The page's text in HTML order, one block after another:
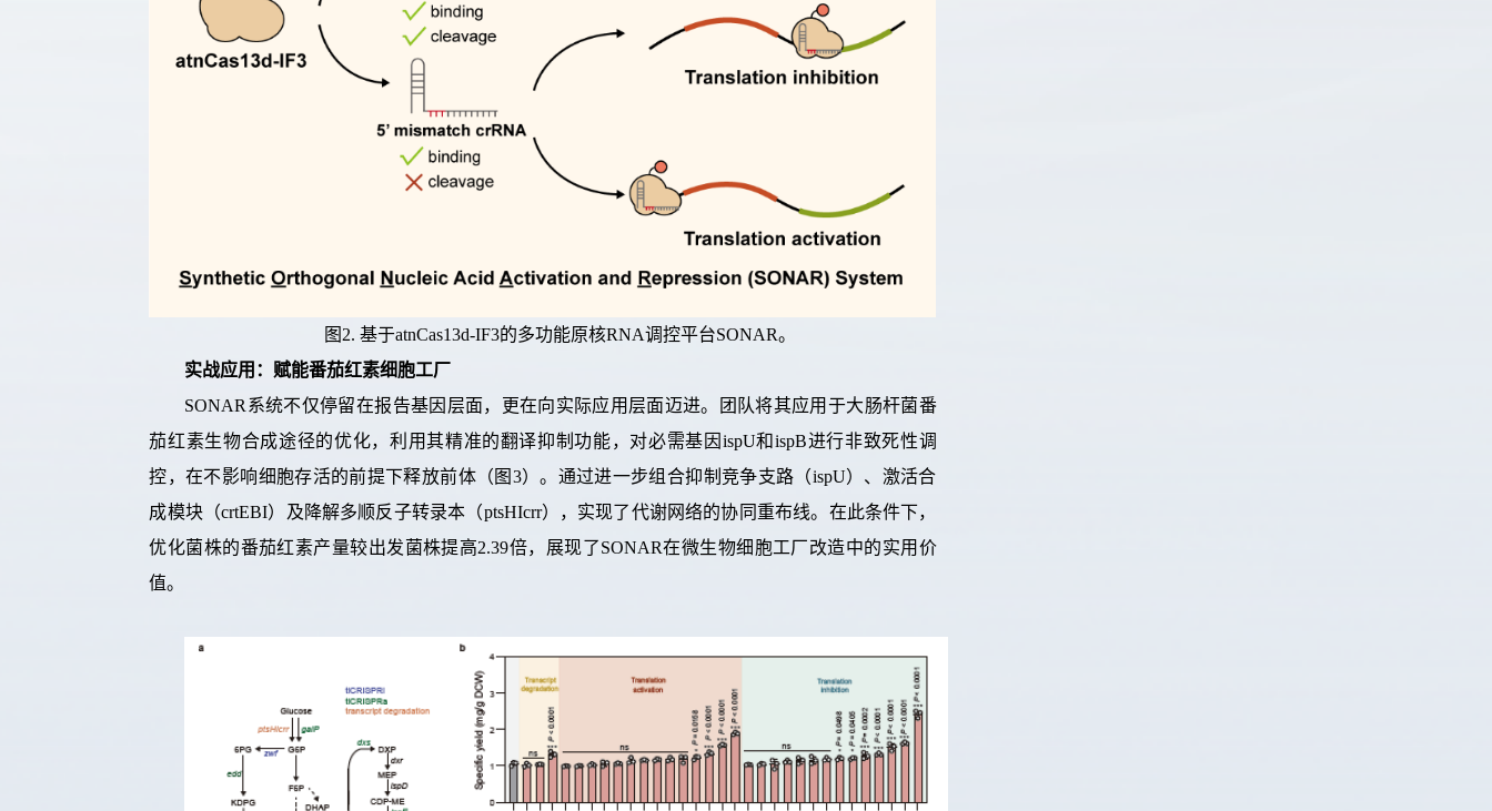
图 2.基于atnCas13d-IF3的多功能原核RNA调控平台SONAR。
实战应用：赋能番茄红素细胞工厂
SONAR 系统不仅停留在报告基因层面，更在向实际应用层面迈进。 团队将其应用于大肠杆菌番
茄红素生物合成途径的优化，利用其精准的翻译抑制功能， 对必需基因 ispU和ispB进行非致死性调
控，在不影响细胞存活的前提下释放前体（图 3）。通过进一步组合抑制 竞争支路 （ispU）、激活合
成模块（crtEBI）及降解多顺反子转录本（ptsHIcrr），实现了代谢网络的协同重布线。在此条件下，
优化菌株的番茄红素产量较出发菌株提高2.39倍，展现了SONAR在微生物细胞工厂改造中的实用价
值。